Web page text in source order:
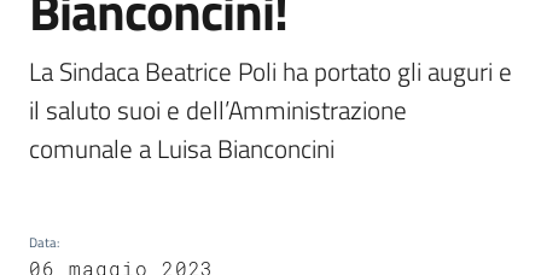
Vivere
Servizi
La Sindaca Beatrice Poli ha portato gli auguri e
il saluto suoi e dell’Amministrazione
comunale a Luisa Bianconcini
Data:
06 maggio 2023